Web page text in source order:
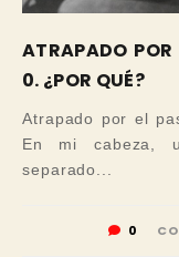
ATRAPADO
0. ¿POR QUÉ?
Atrapado por el
En mi cabeza,
separado...
0